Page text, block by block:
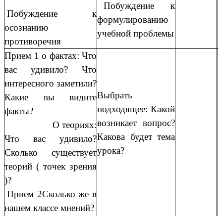
Побуждение к
осознанию
противоречия
Побуждение к
формулированию
учебной проблемы
Прием 1 о фактах: Что
вас удивило? Что
интересного заметили?
Какие вы видите
факты?
О теориях:
Что вас удивило?
Сколько существует
теорий ( точек зрения
)?
Прием 2Сколько же в
нашем классе мнений?
Выбрать
подходящее: Какой
возникает вопрос?
Какова будет тема
урока?